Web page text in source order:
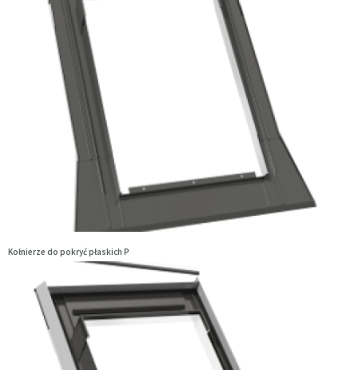
Kołnierze do pokryć płaskich P